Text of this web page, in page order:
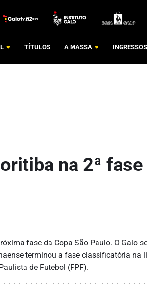
TÍTULOS A MASSA INGRESSOS
na 2ª fase
fase da Copa São Paulo. O Galo
terminou a fase classificatória na
de Futebol (FPF).